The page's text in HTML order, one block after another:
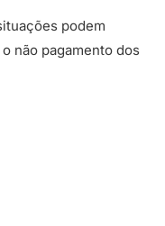
podem
não pagamento dos